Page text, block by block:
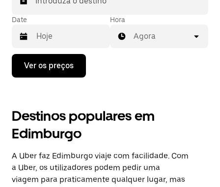
Date
Prima
tecla
interagir
com
o
calendário
selecionar
uma
data.
Prima
Hora
Agora
Ver os preços
Destinos populares em
Edimburgo
A Uber faz Edimburgo viaje com facilidade. Com
a Uber, os utilizadores podem pedir uma
viagem para praticamente qualquer lugar, mas